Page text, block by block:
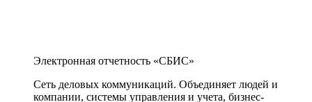
Электронная отчетность «СБИС»
Сеть деловых коммуникаций. Объединяет людей и
компании, системы управления и учета, бизнес-